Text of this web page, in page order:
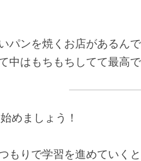
パンを焼くお店があるん
中はもちもちしてて最高で
めましょう！
もりで学習を進めていくと